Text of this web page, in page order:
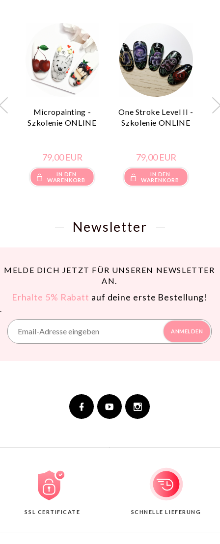
Micropainting -
Szkolenie ONLINE
79,00 EUR
IN DEN
WARENKORB
One Stroke Level II -
Szkolenie ONLINE
79,00 EUR
IN DEN
WARENKORB
Newsletter
MELDE DICH JETZT FÜR UNSEREN NEWSLETTER
AN.
Erhalte 5% Rabatt auf deine erste Bestellung!
`
ANMELDEN
SSL CERTIFICATE SCHNELLE LIEFERUNG